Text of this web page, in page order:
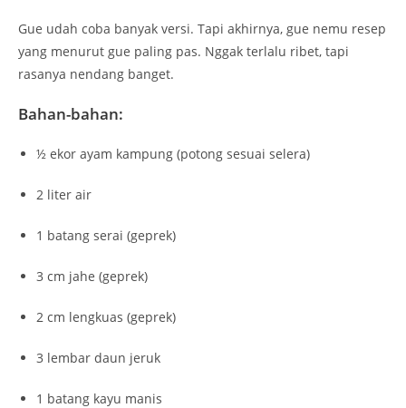
Gue udah coba banyak versi. Tapi akhirnya, gue nemu resep
yang menurut gue paling pas. Nggak terlalu ribet, tapi
rasanya nendang banget.
Bahan-bahan:
½ ekor ayam kampung (potong sesuai selera)
2 liter air
1 batang serai (geprek)
3 cm jahe (geprek)
2 cm lengkuas (geprek)
3 lembar daun jeruk
1 batang kayu manis